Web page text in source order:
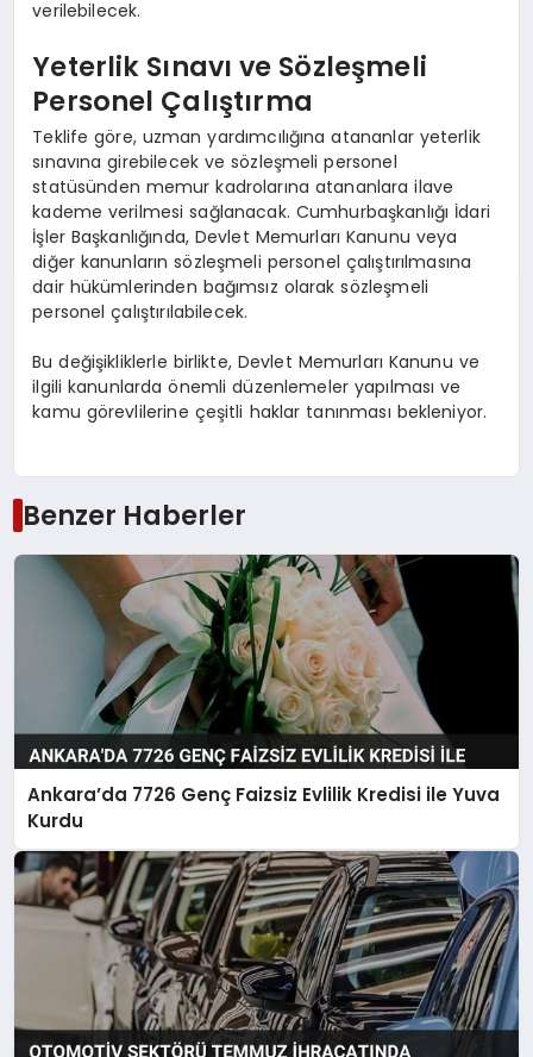
verilebilecek.
Yeterlik Sınavı ve Sözleşmeli
Personel Çalıştırma
Teklife göre, uzman yardımcılığına atananlar yeterlik
sınavına girebilecek ve sözleşmeli personel
statüsünden memur kadrolarına atananlara ilave
kademe verilmesi sağlanacak. Cumhurbaşkanlığı İdari
İşler Başkanlığında, Devlet Memurları Kanunu veya
diğer kanunların sözleşmeli personel çalıştırılmasına
dair hükümlerinden bağımsız olarak sözleşmeli
personel çalıştırılabilecek.
Bu değişikliklerle birlikte, Devlet Memurları Kanunu ve
ilgili kanunlarda önemli düzenlemeler yapılması ve
kamu görevlilerine çeşitli haklar tanınması bekleniyor.
Benzer Haberler
Ankara’da 7726 Genç Faizsiz Evlilik Kredisi ile Yuva
Kurdu